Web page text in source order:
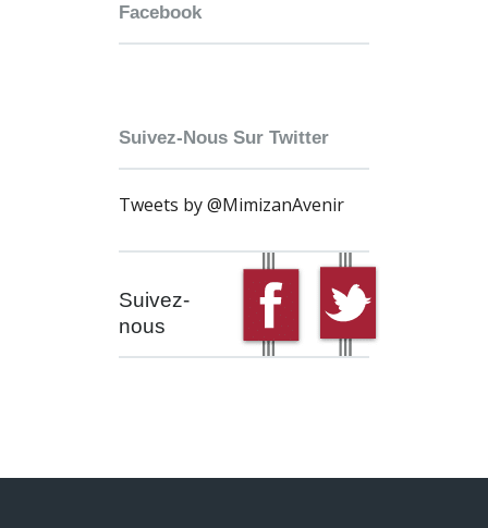
Facebook
Suivez-Nous Sur Twitter
Tweets by @MimizanAvenir
Suivez-
nous